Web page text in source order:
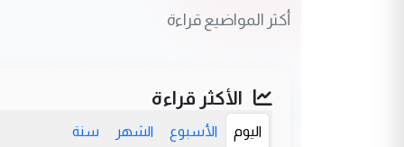
أكثر المواضيع قراءة
الأكثر قراءة
اليوم الأسبوع الشهر سنة